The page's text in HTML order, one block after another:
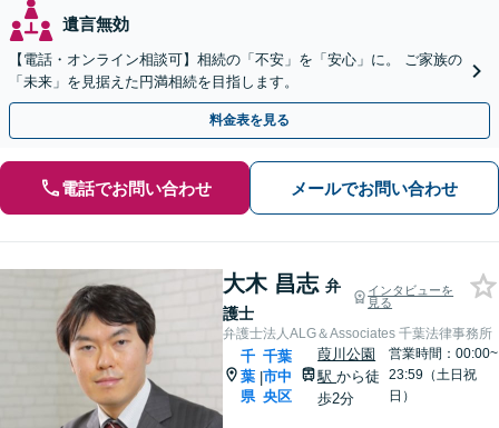
遺言無効
【電話・オンライン相談可】相続の「不安」を「安心」に。 ご家族の
「未来」を見据えた円満相続を目指します。
料金表を見る
電話でお問い合わせ メールでお問い合わせ
大木 昌志 弁
護士
インタビューを
見る
弁護士法人ALG＆Associates 千葉法律事務所
千
葉
県
|
千葉
市中
央区
葭川公園
駅から徒
歩2分
営業時間：00:00~
23:59（土日祝
日）